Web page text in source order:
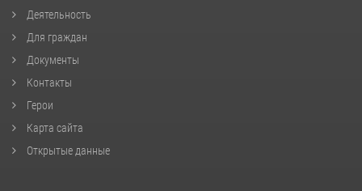
Деятельность
Для граждан
Документы
Контакты
Герои
Карта сайта
Открытые данные